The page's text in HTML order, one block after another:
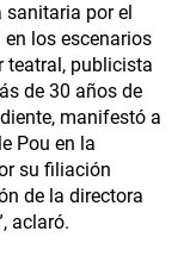
por el
los escenarios
teatral, publicista
de 30 años de
manifestó a
Pou en la
su filiación
de la directora
aclaró.